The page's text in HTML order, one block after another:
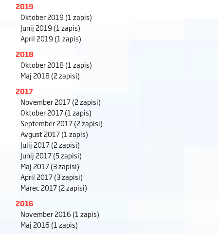
2019
Oktober 2019 (1 zapis)
Junij 2019 (1 zapis)
April 2019 (1 zapis)
2018
Oktober 2018(1 zapis)
Maj 2018(2 zapisi)
2017
November 2017(2 zapisi)
Oktober 2017(1 zapis)
September 2017(2 zapisi)
Avgust 2017(1 zapis)
Julij 2017(2 zapisi)
Junij 2017(5 zapisi)
Maj 2017(3 zapisi)
April 2017(3 zapisi)
Marec 2017(2 zapisi)
2016
November 2016 (1 zapis)
Maj 2016 (1 zapis)